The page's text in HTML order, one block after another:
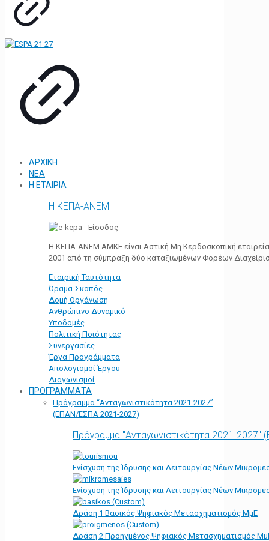
ΑΡΧΙΚΗ
ΝΕΑ
Η ΕΤΑΙΡΙΑ
Η ΚΕΠΑ-ΑΝΕΜ
Η ΚΕΠΑ-ΑΝΕΜ ΑΜΚΕ είναι Αστική Μη Κερδοσκοπική
2001 από τη σύμπραξη δύο καταξιωμένων Φορέων
Εταιρική Ταυτότητα
Όραμα-Σκοπός
Δομή Οργάνωση
Ανθρώπινο Δυναμικό
Υποδομές
Πολιτική Ποιότητας
Συνεργασίες
Έργα Προγράμματα
Απολογισμοί Έργου
Διαγωνισμοί
ΠΡΟΓΡΑΜΜΑΤΑ
Πρόγραμμα “Ανταγωνιστικότητα 2021-2027”
(ΕΠΑΝ/ΕΣΠΑ 2021-2027)
Πρόγραμμα "Ανταγωνιστικότητα 2021-
Ενίσχυση της Ίδρυσης και Λειτουργίας Νέων
Ενίσχυση της Ίδρυσης και Λειτουργίας Νέων
Δράση 1 Βασικός Ψηφιακός Μετασχηματισμός ΜμΕ
Δράση 2 Προηγμένος Ψηφιακός Μετασχηματισμός